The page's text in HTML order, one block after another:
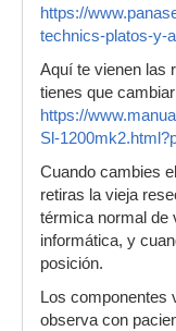
https://
technics-platos-y-
Aquí te vienen las
tienes que
https://
Sl-
Cuando cambies
retiras la vieja
térmica normal de
informática, y
posición.
Los componentes
observa con